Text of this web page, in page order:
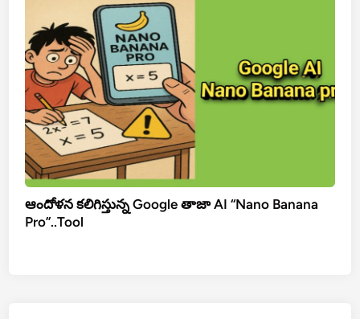
ఆందోళన కలిగిస్తున్న Google తాజా AI “Nano Banana
Pro”..Tool